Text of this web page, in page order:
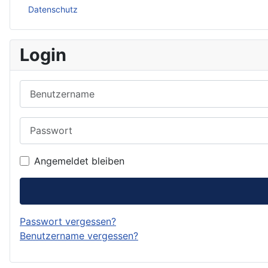
Datenschutz
Login
Angemeldet bleiben
Passwort vergessen?
Benutzername vergessen?